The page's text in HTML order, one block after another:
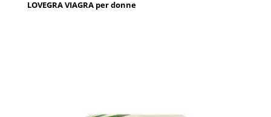
LOVEGRA VIAGRA per donne